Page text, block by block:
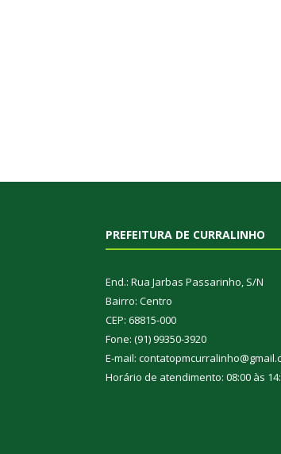
PREFEITURA DE CURRALINHO
End.: Rua Jarbas Passarinho, S/N
Bairro: Centro
CEP: 68815-000
Fone: (91) 99350-3920
E-mail:
Horário de atendimento: 08:00 às